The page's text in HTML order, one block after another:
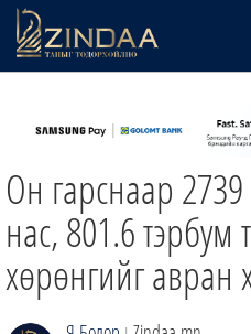
ТВ8
ӨГЛӨӨНИЙ СОНИН
АУДИО ЗОХИОЛ
ЗИНДАА СЭТГҮҮЛ
Он гарснаар
нас, 801.6 тэрбум
хөрөнгийг авран